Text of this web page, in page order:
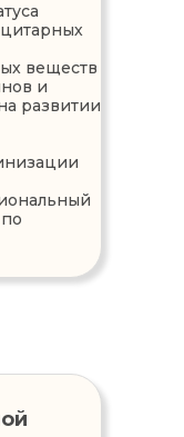
веществ
и
развитии